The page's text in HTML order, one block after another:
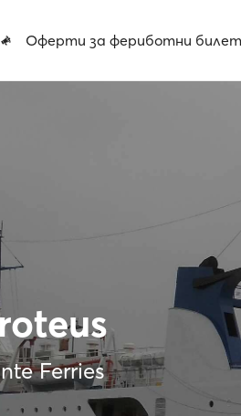
Оферти за фериботни
Ferries